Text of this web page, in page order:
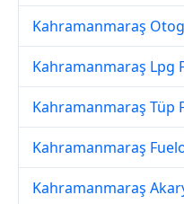
Kahramanmaraş
Kahramanmaraş Lpg
Kahramanmaraş Tüp
Kahramanmaraş
Kahramanmaraş